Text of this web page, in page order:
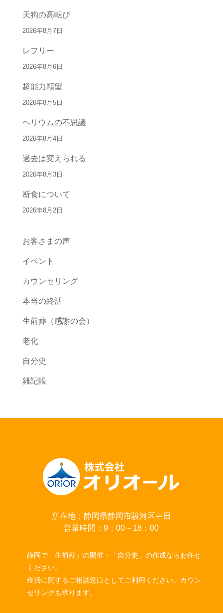
天狗の高転び
2026年8月7日
レフリー
2026年8月6日
超能力願望
2026年8月5日
ヘリウムの不思議
2026年8月4日
過去は変えられる
2026年8月3日
断食について
2026年8月2日
お客さまの声
イベント
カウンセリング
本当の終活
生前葬（感謝の会）
老化
自分史
雑記帳
所在地：静岡県静岡市駿河区中田
営業時間：9：00～18：00
静岡で「生前葬」の開催・「自分史」の作成ならお任せ
ください。
終活に関するご相談窓口としてご利用ください。カウン
セリングも承ります。